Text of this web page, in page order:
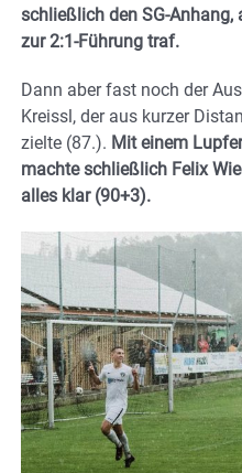
schließlich den SG-Anhang,
zur 2:1-Führung traf.
Dann aber fast noch der
Kreissl, der aus kurzer
zielte (87.). Mit einem
machte schließlich Felix
alles klar (90+3).